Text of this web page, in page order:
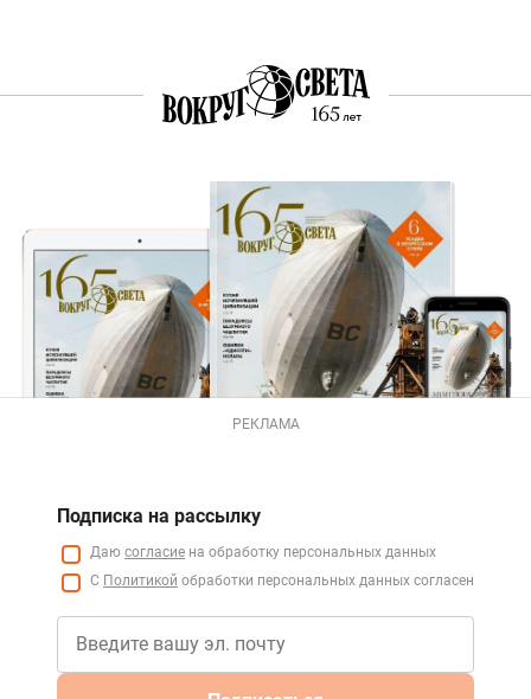
РЕКЛАМА
Подписка на рассылку
Даю согласие на обработку персональных данных
С Политикой обработки персональных данных согласен